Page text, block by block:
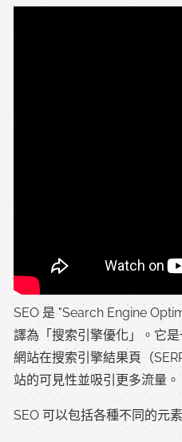
SEO 是 "Search Engine
譯為「搜索引擎優化」。它
網站在搜索引擎結果頁（
站的可見性並吸引更多流量。
SEO 可以包括各種不同的元